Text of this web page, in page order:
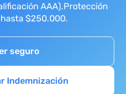
AAA).Protección
$250.000.
seguro
Indemnización